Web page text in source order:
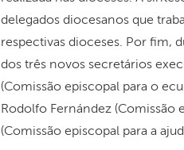
delegados diocesanos que
respectivas dioceses. Por fim,
dos três novos secretários
(Comissão episcopal para o
Rodolfo Fernández (Comissão
(Comissão episcopal para a